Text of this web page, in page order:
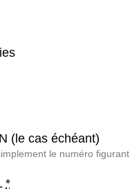
(le cas échéant)
le numéro figurant
*